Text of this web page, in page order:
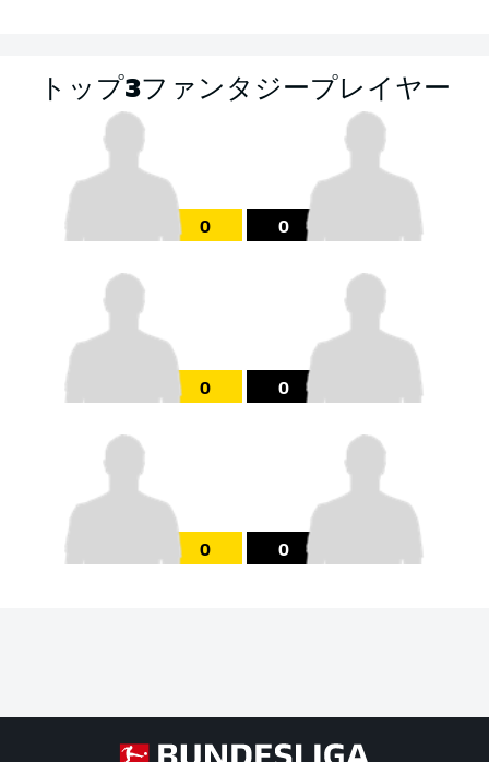
トップ3ファンタジープレイヤー
0 0
0 0
0 0